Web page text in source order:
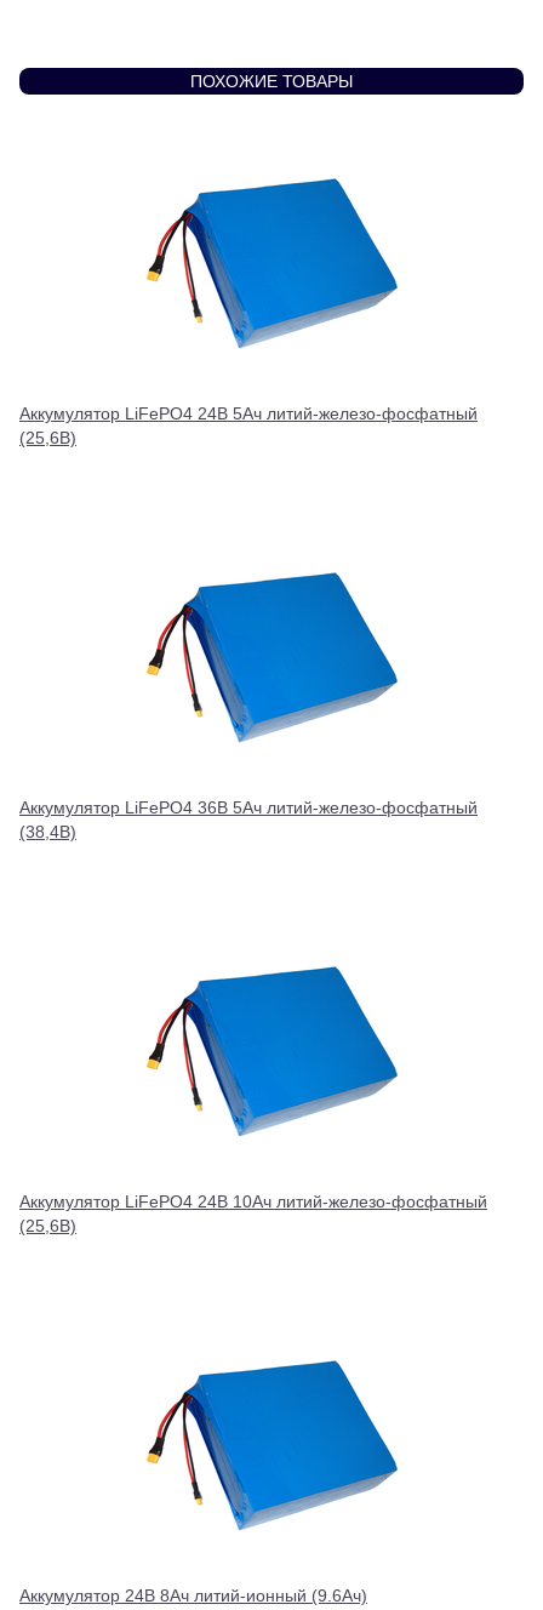
ПОХОЖИЕ ТОВАРЫ
Аккумулятор LiFePO4 24В 5Ач литий-железо-фосфатный
(25,6В)
Аккумулятор LiFePO4 36В 5Ач литий-железо-фосфатный
(38,4В)
Аккумулятор LiFePO4 24В 10Ач литий-железо-фосфатный
(25,6В)
Аккумулятор 24В 8Ач литий-ионный (9.6Ач)